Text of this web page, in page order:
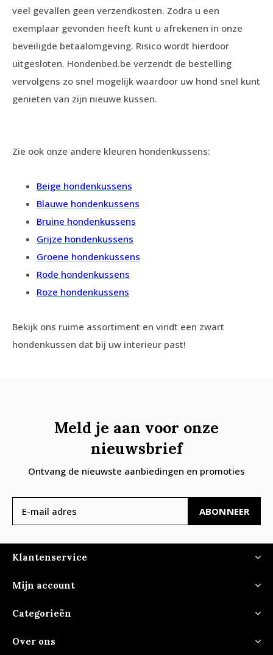
veel gevallen geen verzendkosten. Zodra u een
exemplaar gevonden heeft kunt u afrekenen in onze
beveiligde betaalomgeving. Risico wordt hierdoor
uitgesloten. Hondenbed.be verzendt de bestelling
vervolgens zo snel mogelijk waardoor uw hond snel kunt
genieten van zijn nieuwe kussen.
Zie ook onze andere kleuren hondenkussens:
Beige hondenkussens
Blauwe hondenkussens
Bruine hondenkussens
Grijze hondenkussens
Groene hondenkussens
Rode hondenkussens
Roze hondenkussens
Bekijk ons ruime assortiment en vindt een zwart
hondenkussen dat bij uw interieur past!
Meld je aan voor onze
nieuwsbrief
Ontvang de nieuwste aanbiedingen en promoties
ABONNEER
Klantenservice
Mijn account
Categorieën
Over ons